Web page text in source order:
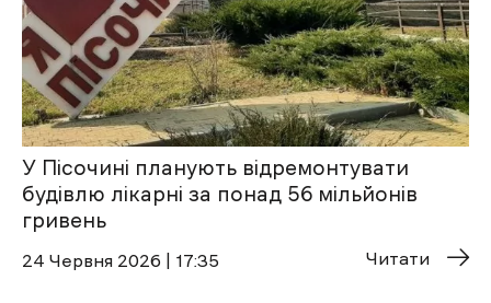
У Пісочині планують відремонтувати
будівлю лікарні за понад 56 мільйонів
гривень
24 Червня 2026 | 17:35 Читати